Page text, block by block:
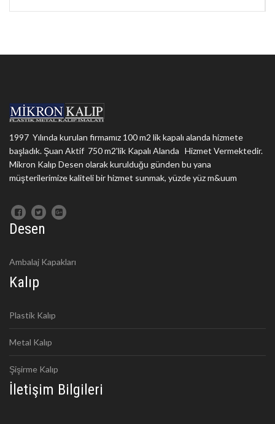
1997 Yılında kurulan firmamız 100 m2 lik kapalı alanda hizmete
başladık. Şuan Aktif 750 m2'lik Kapalı Alanda Hizmet Vermektedir.
Mikron Kalıp Desen olarak kurulduğu günden bu yana
müşterilerimize kaliteli bir hizmet sunmak, yüzde yüz m&uum
Desen
Ambalaj Kapakları
Kalıp
Plastik Kalıp
Metal Kalıp
Şişirme Kalıp
İletişim Bilgileri